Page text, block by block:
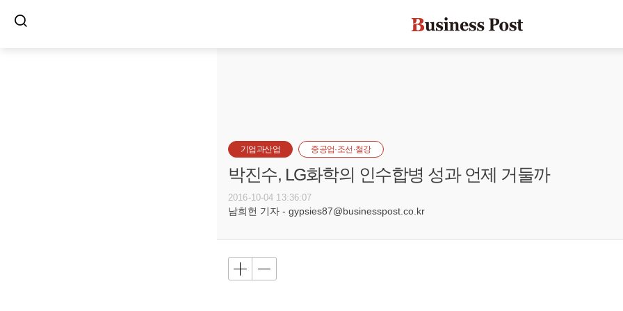
기업과산업 중공업·조선·철강
박진수, LG화학의 인수합병 성과 언제 거둘까
2016-10-04 13:36:07
남희헌 기자 - gypsies87@businesspost.co.kr